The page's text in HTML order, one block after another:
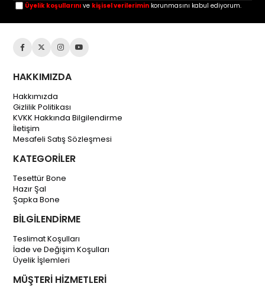
Üyelik koşullarını ve kişisel verilerimin korunmasını kabul ediyorum.
HAKKIMIZDA
Hakkımızda
Gizlilik Politikası
KVKK Hakkında Bilgilendirme
İletişim
Mesafeli Satış Sözleşmesi
KATEGORİLER
Tesettür Bone
Hazır Şal
Şapka Bone
BİLGİLENDİRME
Teslimat Koşulları
İade ve Değişim Koşulları
Üyelik İşlemleri
MÜŞTERİ HİZMETLERİ